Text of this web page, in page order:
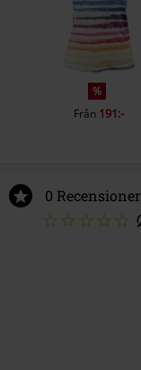
%
Från 191:-
0 Recensioner